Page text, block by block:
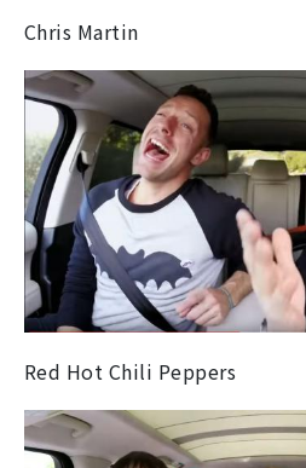
Chris Martin
Red Hot Chili Peppers